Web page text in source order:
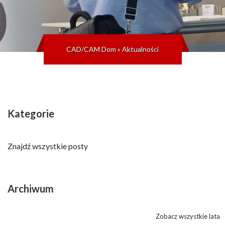
CAD/CAM Dom»Aktualności
Kategorie
Znajdź wszystkie posty
Archiwum
Zobacz wszystkie lata